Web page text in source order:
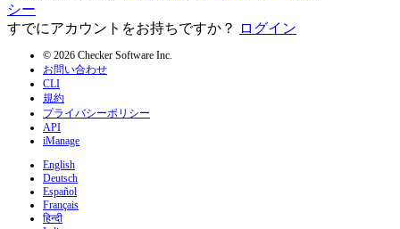
シー
すでにアカウントをお持ちですか？
ログイン
© 2026 Checker Software Inc.
お問い合わせ
CLI
規約
プライバシーポリシー
API
iManage
English
Deutsch
Español
Français
हिन्दी